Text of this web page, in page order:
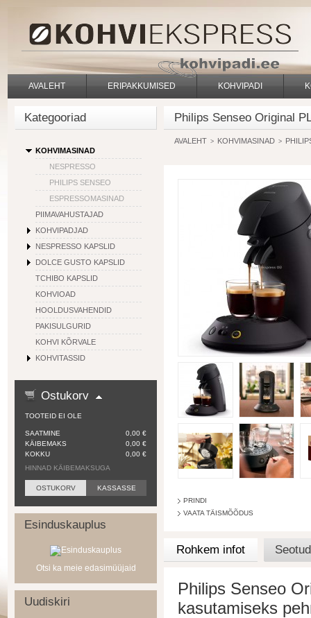
AVALEHT ERIPAKKUMISED KOHVIPADI
Kategooriad
KOHVIMASINAD
NESPRESSO
PHILIPS SENSEO
ESPRESSOMASINAD
PIIMAVAHUSTAJAD
KOHVIPADJAD
NESPRESSO KAPSLID
DOLCE GUSTO KAPSLID
TCHIBO KAPSLID
KOHVIOAD
HOOLDUSVAHENDID
PAKISULGURID
KOHVI KÕRVALE
KOHVITASSID
Ostukorv
TOOTEID EI OLE
SAATMINE
0,00 €
KÄIBEMAKS
0,00 €
KOKKU
0,00 €
HINNAD KÄIBEMAKSUGA
OSTUKORV KASSASSE
Esinduskauplus
Otsi ka meie edasimüüjaid
Uudiskiri
Philips Senseo Original
AVALEHT > KOHVIMASINAD >
PRINDI
VAATA TÄISMÕÕDUS
Rohkem infot
Philips Senseo
kasutamiseks